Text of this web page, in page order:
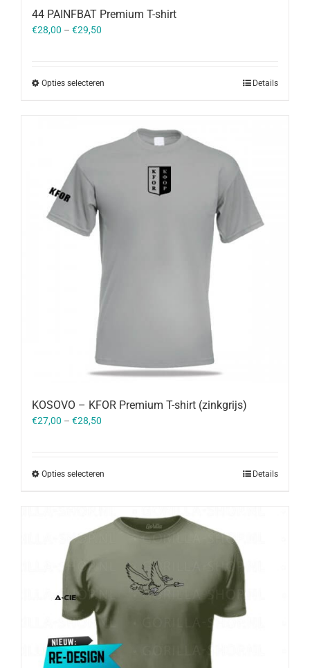
44 PAINFBAT Premium T-shirt
€28,00 – €29,50
Opties selecteren Details
KOSOVO – KFOR Premium T-shirt (zinkgrijs)
€27,00 – €28,50
Opties selecteren Details